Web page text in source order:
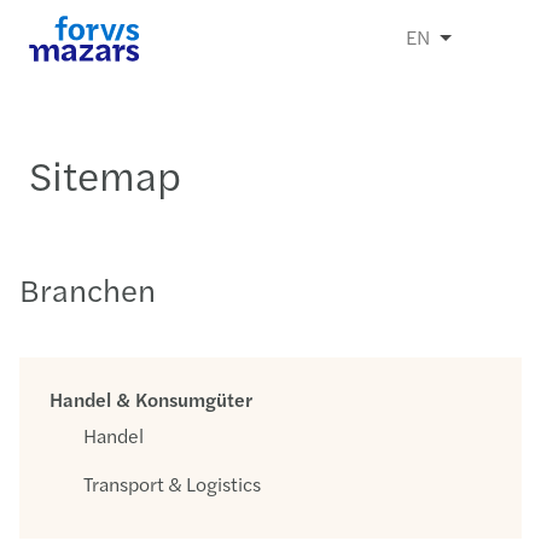
EN
Sitemap
Branchen
Handel & Konsumgüter
Handel
Transport & Logistics